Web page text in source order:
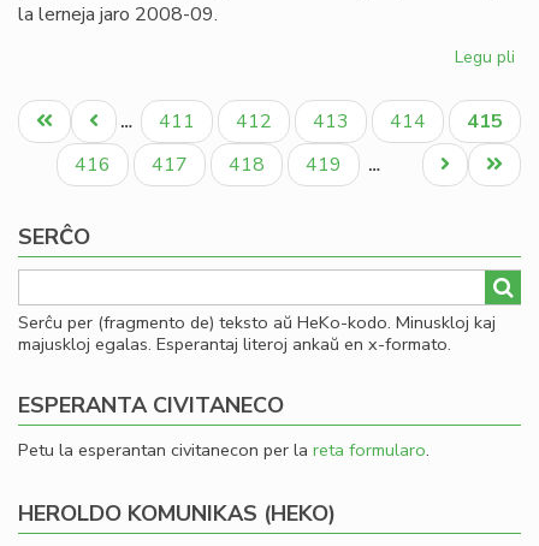
la lerneja jaro 2008-09.
Legu pli
de
la
en
Pagination
Unua
paĝo
Antaŭa
paĝo
… Paĝo
411 Paĝo
412 Paĝo
413 Paĝo
414
Aktuala
paĝo
415
Paĝo
416 Paĝo
417 Paĝo
418 Paĝo
419 …
Last
page
Next
page
SERĈO
Serĉu per (fragmento de) teksto aŭ HeKo-kodo. Minuskloj kaj
majuskloj egalas. Esperantaj literoj ankaŭ en x-formato.
ESPERANTA CIVITANECO
Petu la esperantan civitanecon per la reta formularo.
HEROLDO KOMUNIKAS (HEKO)